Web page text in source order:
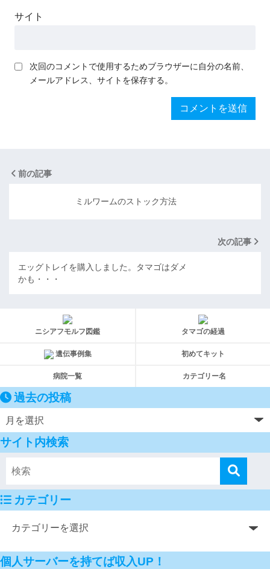
サイト
次回のコメントで使用するためブラウザーに自分の名前、
メールアドレス、サイトを保存する。
前の記事
ミルワームのストック方法
次の記事
エッグトレイを購入しました。タマゴはダメ
かも・・・
ニシアフモルフ図鑑 タマゴの経過
遺伝事例集 初めてキット
病院一覧 カテゴリー名
過去の投稿
サイト内検索
カテゴリー
個人サーバーを持てば収入UP！